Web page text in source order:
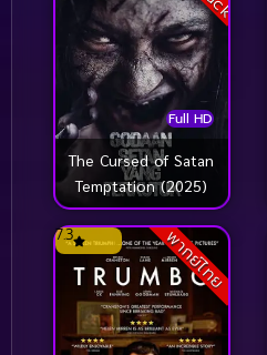
Full HD
The Cursed of Satan
Temptation (2025)
พากย์ไทย
7.3